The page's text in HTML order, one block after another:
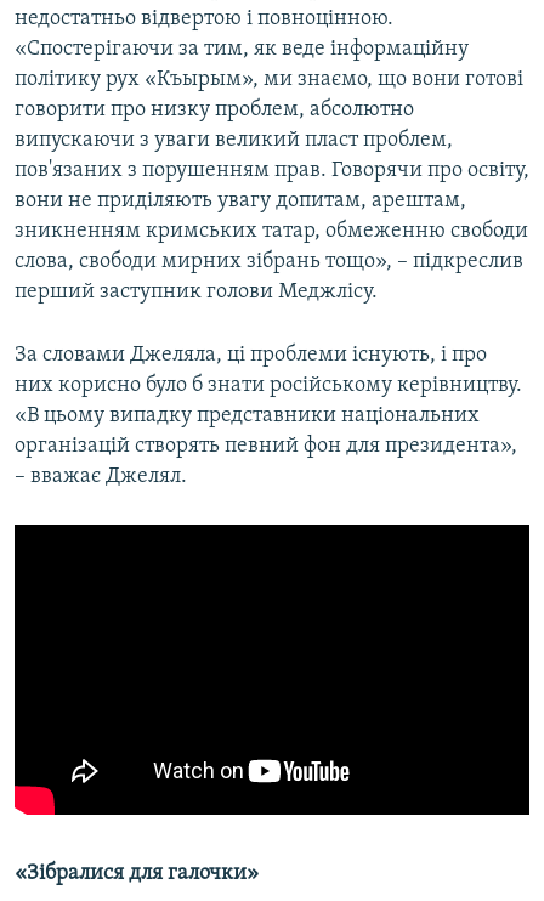
недостатньо відвертою і повноцінною.
«Спостерігаючи за тим, як веде інформаційну
політику рух «Къырым», ми знаємо, що вони готові
говорити про низку проблем, абсолютно
випускаючи з уваги великий пласт проблем,
пов'язаних з порушенням прав. Говорячи про освіту,
вони не приділяють увагу допитам, арештам,
зникненням кримських татар, обмеженню свободи
слова, свободи мирних зібрань тощо», – підкреслив
перший заступник голови Меджлісу.
За словами Джеляла, ці проблеми існують, і про
них корисно було б знати російському керівництву.
«В цьому випадку представники національних
організацій створять певний фон для президента»,
– вважає Джелял.
«Зібралися для галочки»